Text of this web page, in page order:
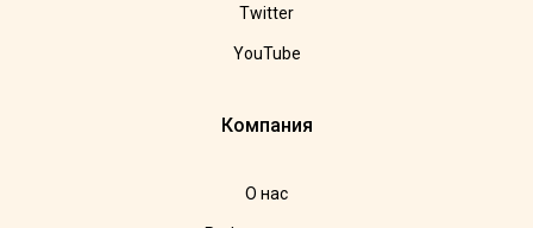
Twitter
YouTube
Компания
О нас